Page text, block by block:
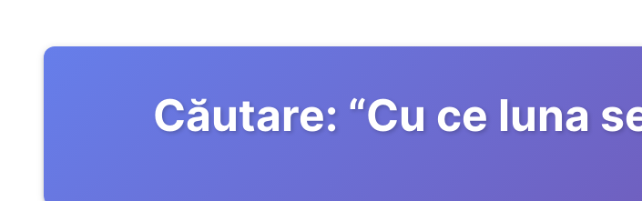
Căutare: “Cu ce luna